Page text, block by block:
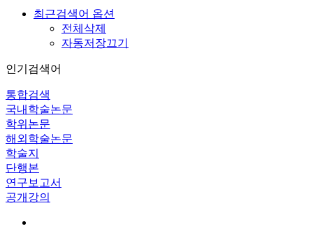
최근검색어 옵션
전체삭제
자동저장끄기
인기검색어
통합검색
국내학술논문
학위논문
해외학술논문
학술지
단행본
연구보고서
공개강의